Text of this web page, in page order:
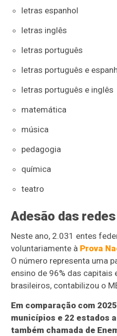
letras espanhol
letras inglês
letras português
letras português e
letras português e inglês
matemática
música
pedagogia
química
teatro
Adesão das
Neste ano, 2.031 entes
voluntariamente à Prova
O número representa uma
ensino de 96% das capitais
brasileiros, contabilizou o
Em comparação com
municípios e 22 estados
também chamada de